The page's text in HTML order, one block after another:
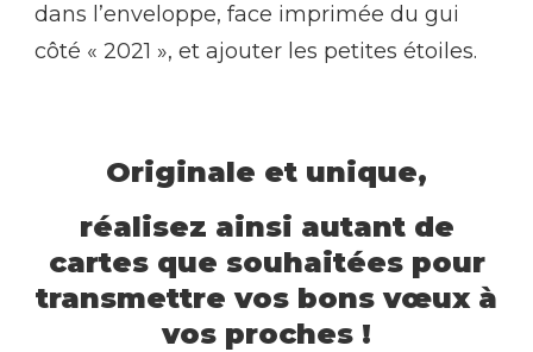
dans l’enveloppe, face imprimée du gui
côté « 2021 », et ajouter les petites étoiles.
Originale et unique,
réalisez ainsi autant de
cartes que souhaitées pour
transmettre vos bons vœux à
vos proches !